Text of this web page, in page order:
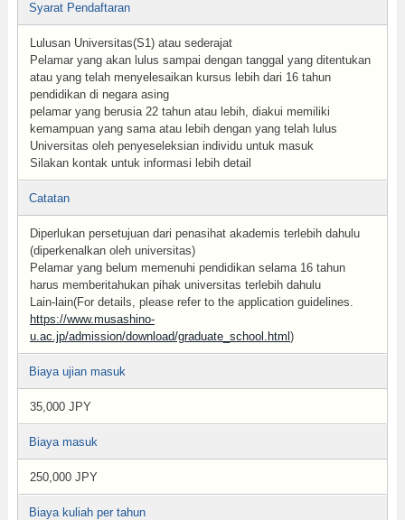
Syarat Pendaftaran
Lulusan Universitas(S1) atau sederajat
Pelamar yang akan lulus sampai dengan tanggal yang ditentukan
atau yang telah menyelesaikan kursus lebih dari 16 tahun
pendidikan di negara asing
pelamar yang berusia 22 tahun atau lebih, diakui memiliki
kemampuan yang sama atau lebih dengan yang telah lulus
Universitas oleh penyeseleksian individu untuk masuk
Silakan kontak untuk informasi lebih detail
Catatan
Diperlukan persetujuan dari penasihat akademis terlebih dahulu
(diperkenalkan oleh universitas)
Pelamar yang belum memenuhi pendidikan selama 16 tahun
harus memberitahukan pihak universitas terlebih dahulu
Lain-lain(For details, please refer to the application guidelines.
https://www.musashino-
u.ac.jp/admission/download/graduate_school.html )
Biaya ujian masuk
35,000 JPY
Biaya masuk
250,000 JPY
Biaya kuliah per tahun